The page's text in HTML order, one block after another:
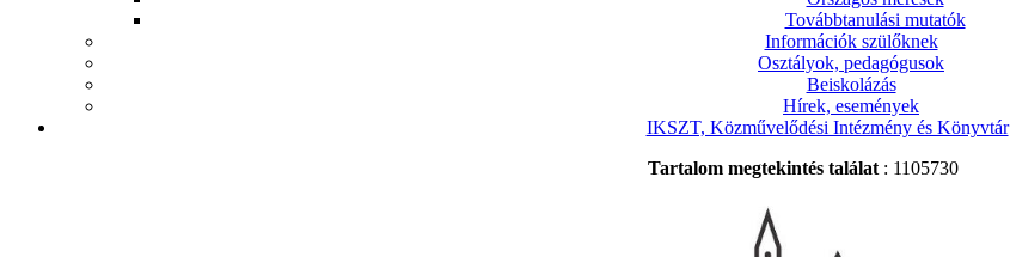
Továbbtanulási mutatók
Információk szülőknek
Osztályok, pedagógusok
Beiskolázás
Hírek, események
IKSZT, Közművelődési Intézmény és Könyvtár
Tartalom megtekintés találat: 1105730